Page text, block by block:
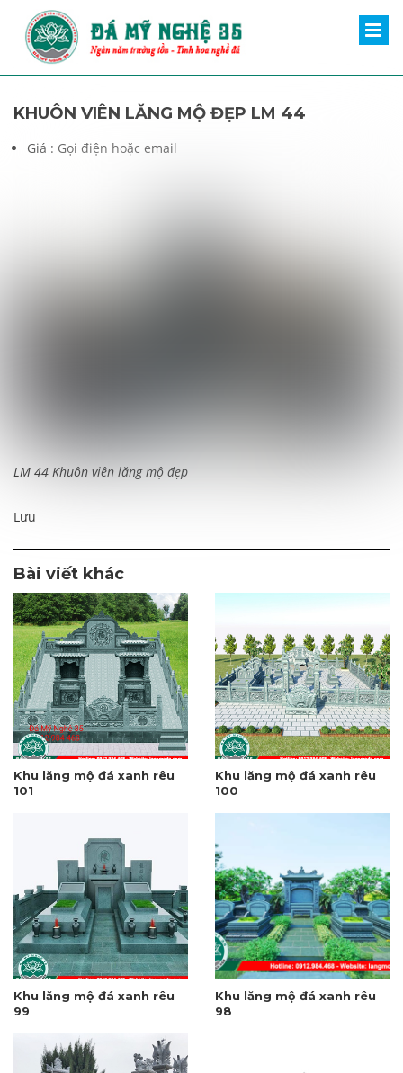
KHUÔN VIÊN LĂNG MỘ ĐẸP LM 44
Giá : Gọi điện hoặc email
LM 44 Khuôn viên lăng mộ đẹp
Lưu
Bài viết khác
Khu lăng mộ đá xanh rêu
101
Khu lăng mộ đá xanh rêu
100
Khu lăng mộ đá xanh rêu
99
Khu lăng mộ đá xanh rêu
98